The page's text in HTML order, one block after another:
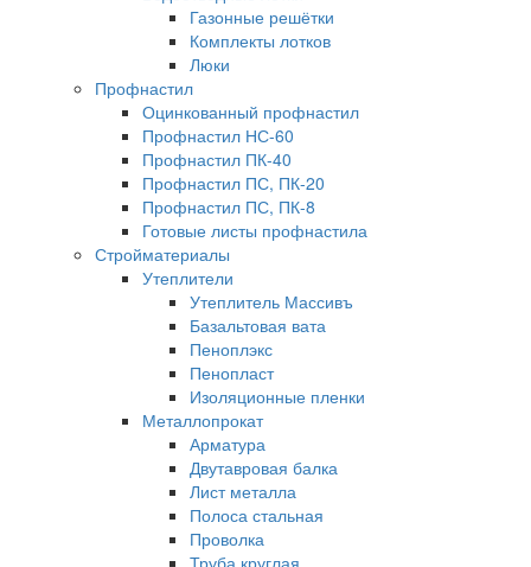
Газонные решётки
Комплекты лотков
Люки
Профнастил
Оцинкованный профнастил
Профнастил НС-60
Профнастил ПК-40
Профнастил ПС, ПК-20
Профнастил ПС, ПК-8
Готовые листы профнастила
Стройматериалы
Утеплители
Утеплитель Массивъ
Базальтовая вата
Пеноплэкс
Пенопласт
Изоляционные пленки
Металлопрокат
Арматура
Двутавровая балка
Лист металла
Полоса стальная
Проволка